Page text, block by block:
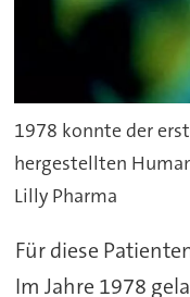
1978 konnte der
hergestellten
Lilly Pharma
Für diese
Im Jahre 1978